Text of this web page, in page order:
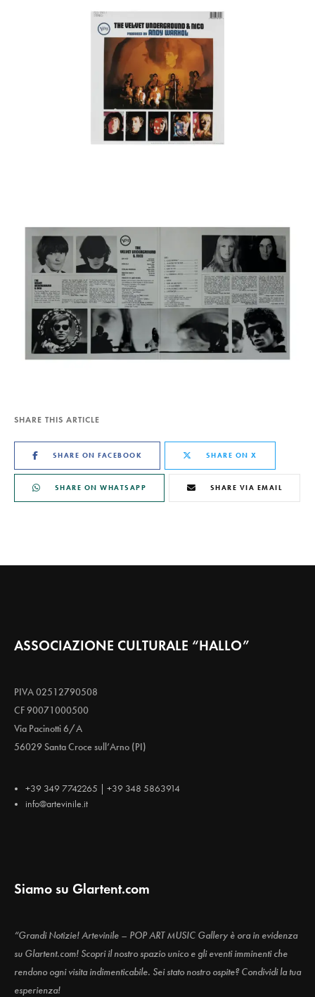
SHARE THIS ARTICLE
SHARE ON FACEBOOK SHARE ON X
SHARE ON WHATSAPP SHARE VIA EMAIL
ASSOCIAZIONE CULTURALE “HALLO”
PIVA 02512790508
CF 90071000500
Via Pacinotti 6/A
56029 Santa Croce sull’Arno (PI)
+39 349 7742265 | +39 348 5863914
info@artevinile.it
Siamo su Glartent.com
“Grandi Notizie! Artevinile – POP ART MUSIC Gallery è ora in evidenza
su Glartent.com! Scopri il nostro spazio unico e gli eventi imminenti che
rendono ogni visita indimenticabile. Sei stato nostro ospite? Condividi la tua
esperienza!